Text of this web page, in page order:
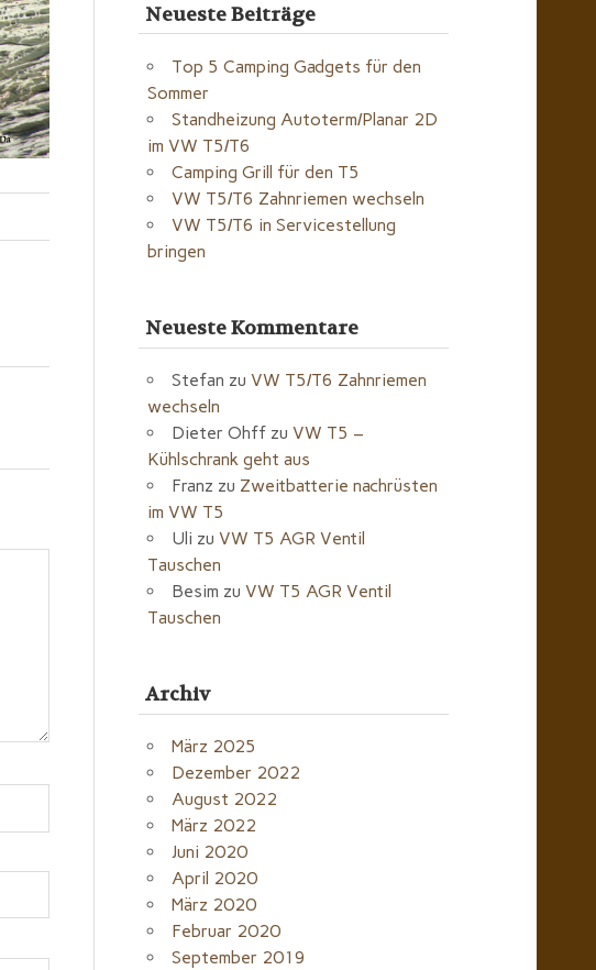
Neueste Beiträge
Top 5 Camping Gadgets für den
Sommer
Standheizung Autoterm/Planar 2D
im VW T5/T6
Camping Grill für den T5
VW T5/T6 Zahnriemen wechseln
VW T5/T6 in Servicestellung
bringen
Neueste Kommentare
Stefan zuVW T5/T6 Zahnriemen
wechseln
Dieter Ohff zuVW T5 –
Kühlschrank geht aus
Franz zu Zweitbatterie nachrüsten
im VW T5
Uli zuVW T5 AGR Ventil
Tauschen
Besim zuVW T5 AGR Ventil
Tauschen
Archiv
März 2025
Dezember 2022
August 2022
März 2022
Juni 2020
April 2020
März 2020
Februar 2020
September 2019